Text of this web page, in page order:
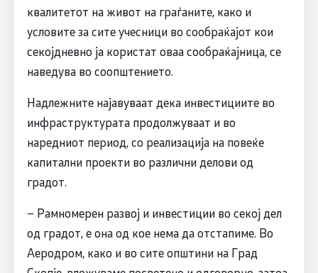
квалитетот на живот на граѓаните, како и
условите за сите учесници во сообраќајот кои
секојдневно ја користат оваа сообраќајница, се
наведува во соопштението.
Надлежните најавуваат дека инвестициите во
инфраструктурата продолжуваат и во
наредниот период, со реализација на повеќе
капитални проекти во различни делови од
градот.
– Рамномерен развој и инвестиции во секој дел
од градот, е она од кое нема да отстапиме. Во
Аеродром, како и во сите општини на Град